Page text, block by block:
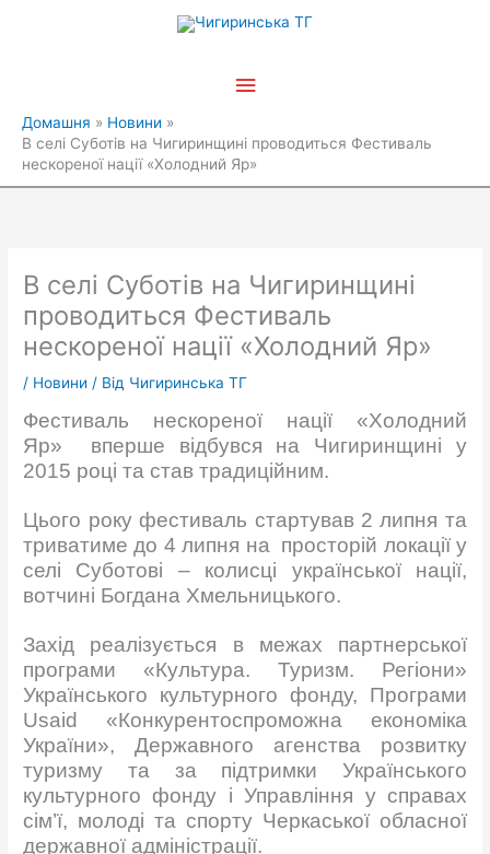
Головне
Домашня
Новини
В селі Суботів на Чигиринщині проводиться Фестиваль
нескореної нації «Холодний Яр»
В селі Суботів на Чигиринщині
проводиться Фестиваль
нескореної нації «Холодний Яр»
/ Новини / Від Чигиринська ТГ
Фестиваль нескореної нації «Холодний
Яр» вперше відбувся на Чигиринщині у
2015 році та став традиційним.
Цього року фестиваль стартував 2 липня та
триватиме до 4 липня на просторій локації у
селі Суботові – колисці української нації,
вотчині Богдана Хмельницького.
Захід реалізується в межах партнерської
програми «Культура. Туризм. Регіони»
Українського культурного фонду, Програми
Usaid «Конкурентоспроможна економіка
України», Державного агенства розвитку
туризму та за підтримки Українського
культурного фонду і Управління у справах
сім’ї, молоді та спорту Черкаської обласної
державної адміністрації.